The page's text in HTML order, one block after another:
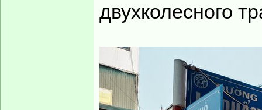
двухколесного